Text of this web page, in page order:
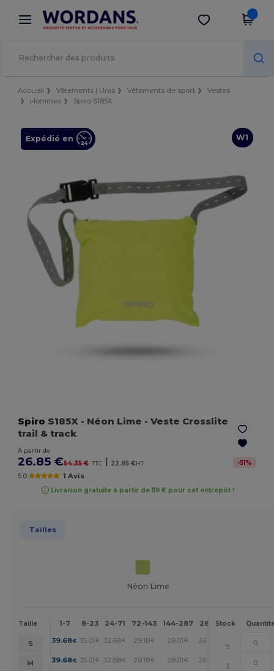
× Appli Wordans
Meilleurs prix sur l’app !
Obtenir l'appli
Accueil Vêtements | Unis Vêtements de sport
Vestes
Hommes
Spiro S185X
W1
Expédié en
Spiro S185X - Néon Lime - Veste Crosslite
trail & track
À partir de
26.85 €54.35 € TTC | 22.95 €HT -51%
5.0 1 Avis
Livraison gratuite à partir de 119 € pour cet entrepôt !
Tailles
Néon Lime
Taille 1-7 8-23 24-71 72-143 144-287 288 + Plus
Stock
S 39.68€ 35.01 € 32.68€ 29.18€ 28.01 € 26.85
9
M
39.68€ 35.01 € 32.68€ 29.18€ 28.01 € 26.85
3